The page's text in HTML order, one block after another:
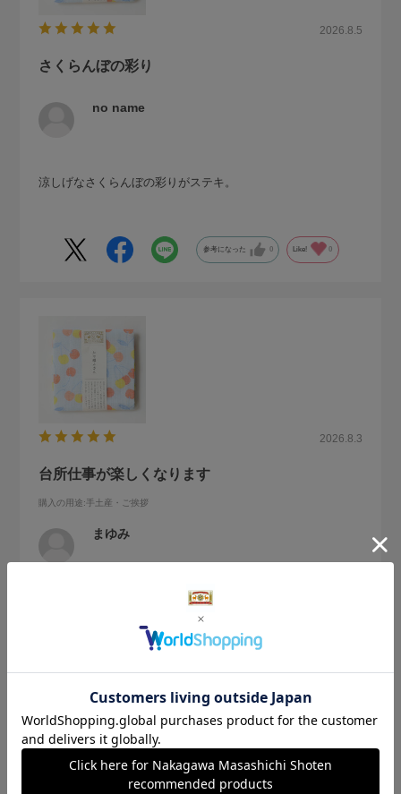
2026.8.5
さくらんぼの彩り
no name
涼しげなさくらんぼの彩りがステキ。
参考になった 0 Like! 0
2026.8.3
台所仕事が楽しくなります
購入の用途:手土産・ご挨拶
まゆみ
今回はプレゼント用に購入しました。心がウキウキする絵柄
で、台所仕事が楽しくなります。お友達も喜んでくださいま
参考になった 0 Like! 0